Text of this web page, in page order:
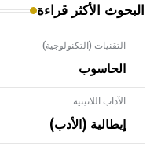
البحوث الأكثر قراءة
التقنيات (التكنولوجية)
الحاسوب
الآداب اللاتينية
إيطالية (الأدب)